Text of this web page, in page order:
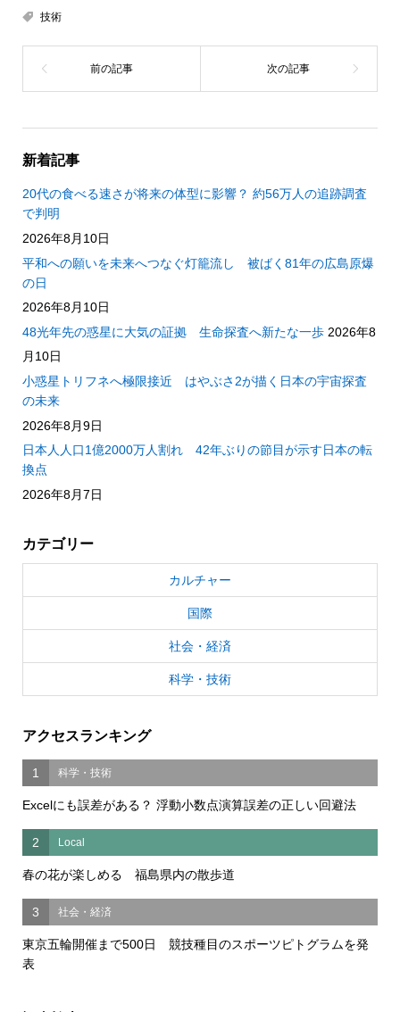
技術
新着記事
20代の食べる速さが将来の体型に影響？ 約56万人の追跡調査
で判明
2026年8月10日
平和への願いを未来へつなぐ灯籠流し 被ばく81年の広島原爆
の日
2026年8月10日
48光年先の惑星に大気の証拠 生命探査へ新たな一歩 2026年8
月10日
小惑星トリフネへ極限接近 はやぶさ2が描く日本の宇宙探査
の未来
2026年8月9日
日本人人口1億2000万人割れ 42年ぶりの節目が示す日本の転
換点
2026年8月7日
カテゴリー
カルチャー
国際
社会・経済
科学・技術
アクセスランキング
1 科学・技術
Excelにも誤差がある？ 浮動小数点演算誤差の正しい回避法
2 Local
春の花が楽しめる 福島県内の散歩道
3 社会・経済
東京五輪開催まで500日 競技種目のスポーツピトグラムを発
表